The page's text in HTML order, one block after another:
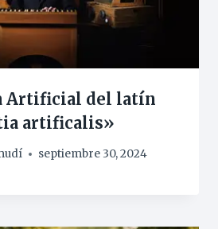
Artificial del latín
artificalis»
septiembre 30, 2024